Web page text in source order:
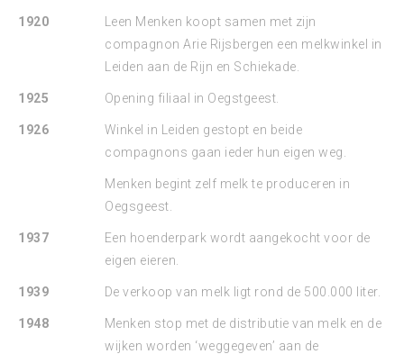
1920
Leen Menken koopt samen met zijn
compagnon Arie Rijsbergen een melkwinkel in
Leiden aan de Rijn en Schiekade.
1925 Opening filiaal in Oegstgeest.
1926
Winkel in Leiden gestopt en beide
compagnons gaan ieder hun eigen weg.
Menken begint zelf melk te produceren in
Oegsgeest.
1937
Een hoenderpark wordt aangekocht voor de
eigen eieren.
1939 De verkoop van melk ligt rond de 500.000 liter.
1948
Menken stop met de distributie van melk en de
wijken worden ‘weggegeven’ aan de